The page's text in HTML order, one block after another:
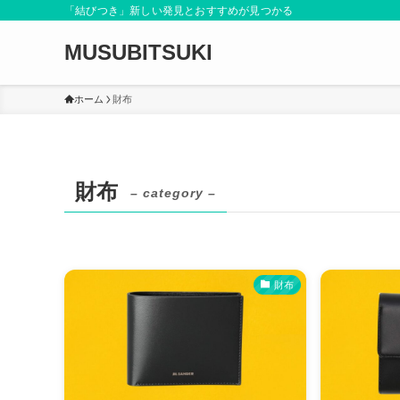
「結びつき」新しい発見とおすすめが見つかる
MUSUBITSUKI
ホーム 財布
財布 – category –
財布